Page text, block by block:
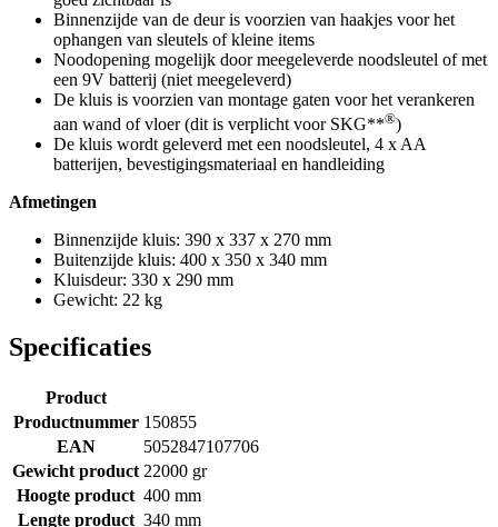
Binnenzijde van de deur is voorzien van haakjes voor het
ophangen van sleutels of kleine items
Noodopening mogelijk door meegeleverde noodsleutel of met
een 9V batterij (niet meegeleverd)
De kluis is voorzien van montage gaten voor het verankeren
aan wand of vloer (dit is verplicht voor SKG**®)
De kluis wordt geleverd met een noodsleutel, 4 x AA
batterijen, bevestigingsmateriaal en handleiding
Afmetingen
Binnenzijde kluis: 390 x 337 x 270 mm
Buitenzijde kluis: 400 x 350 x 340 mm
Kluisdeur: 330 x 290 mm
Gewicht: 22 kg
Specificaties
Product
Productnummer 150855
EAN
5052847107706
Gewicht product 22000 gr
Hoogte product 400 mm
Lengte product 340 mm